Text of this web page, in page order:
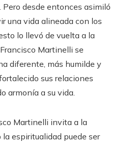
desde entonces asimiló
una vida alineada con los
lo llevó de vuelta a la
Martinelli se
diferente, más humilde y
sus relaciones
armonía a su vida.
Martinelli invita a la
espiritualidad puede ser